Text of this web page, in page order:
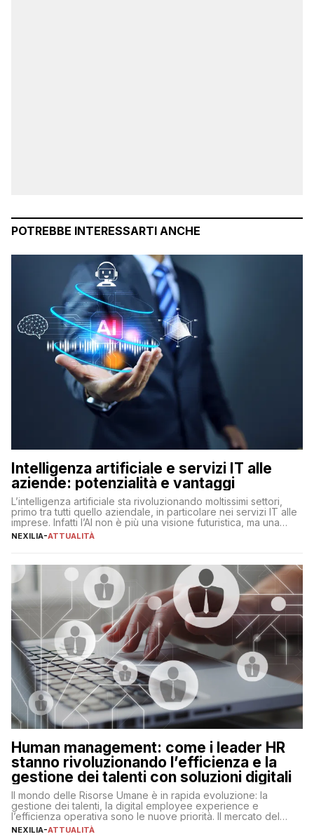
POTREBBE INTERESSARTI ANCHE
Intelligenza artificiale e servizi IT alle
aziende: potenzialità e vantaggi
L’intelligenza artificiale sta rivoluzionando moltissimi settori,
primo tra tutti quello aziendale, in particolare nei servizi IT alle
imprese. Infatti l’AI non è più una visione futuristica, ma una
realtà operativa che sta portando a un cambio significativo in
operazioni, bensì comporta […]
NEXILIA-ATTUALITÀ
Human management: come i leader HR
stanno rivoluzionando l’efficienza e la
gestione dei talenti con soluzioni digitali
Il mondo delle Risorse Umane è in rapida evoluzione: la
gestione dei talenti, la digital employee experience e
l’efficienza operativa sono le nuove priorità. Il mercato del
lavoro, d’altra parte, è sempre più competitivo con una lotta
NEXILIA-ATTUALITÀ